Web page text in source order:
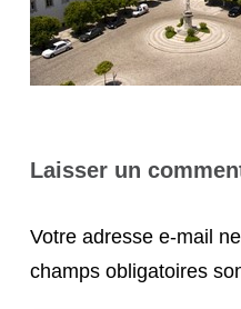
Laisser un
Votre adresse e-mail
champs obligatoires